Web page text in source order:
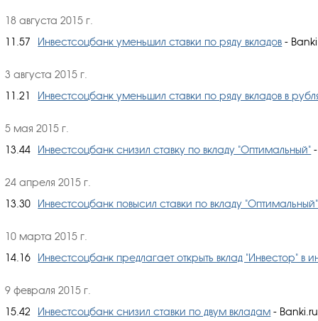
18 августа 2015 г.
11.57
Инвестсоцбанк уменьшил ставки по ряду вкладов -
3 августа 2015 г.
11.21
Инвестсоцбанк уменьшил ставки по ряду вкладов в
5 мая 2015 г.
13.44
Инвестсоцбанк снизил ставку по вкладу "Оптимальный"
24 апреля 2015 г.
13.30
Инвестсоцбанк повысил ставки по вкладу "Оптимальный"
10 марта 2015 г.
14.16
Инвестсоцбанк предлагает открыть вклад "Инвестор" в
9 февраля 2015 г.
15.42
Инвестсоцбанк снизил ставки по двум вкладам - Banki.ru